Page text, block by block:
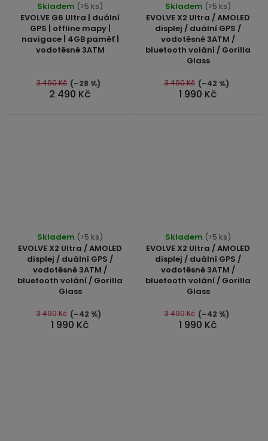
EVOLVE G6 Ultra | duální
GPS | offline mapy |
navigace | 4GB paměť |
vodotěsné 3ATM
hodnocení
produktu
je
5,0
5
hvězdiček.
Skladem (>5 ks)
2 490 Kč
3 490 Kč (–28 %)
EVOLVE X2 Ultra / AMOLED
displej / duální GPS /
vodotěsné 3ATM /
bluetooth volání / Gorilla
Glass
hodnocení
produktu
je
5,0
5
hvězdiček.
Skladem (>5 ks)
1 990 Kč
3 490 Kč (–42 %)
EVOLVE X2 Ultra / AMOLED
displej / duální GPS /
vodotěsné 3ATM /
bluetooth volání / Gorilla
Glass
Skladem (>5 ks)
1 990 Kč
3 490 Kč (–42 %)
EVOLVE X2 Ultra / AMOLED
displej / duální GPS /
vodotěsné 3ATM /
bluetooth volání / Gorilla
Glass
hodnocení
produktu
je
5,0
5
hvězdiček.
Skladem (>5 ks)
1 990 Kč
3 490 Kč (–42 %)